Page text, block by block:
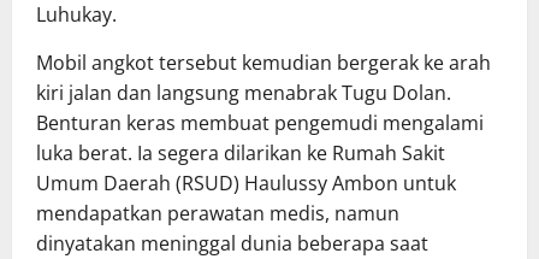
Luhukay.
Mobil angkot tersebut kemudian bergerak ke arah
kiri jalan dan langsung menabrak Tugu Dolan.
Benturan keras membuat pengemudi mengalami
luka berat. Ia segera dilarikan ke Rumah Sakit
Umum Daerah (RSUD) Haulussy Ambon untuk
mendapatkan perawatan medis, namun
dinyatakan meninggal dunia beberapa saat